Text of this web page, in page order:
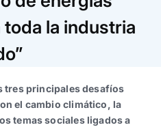
|English
|English
|English
|English
la industria
tres principales desafíos
el cambio climático, la
temas sociales ligados a